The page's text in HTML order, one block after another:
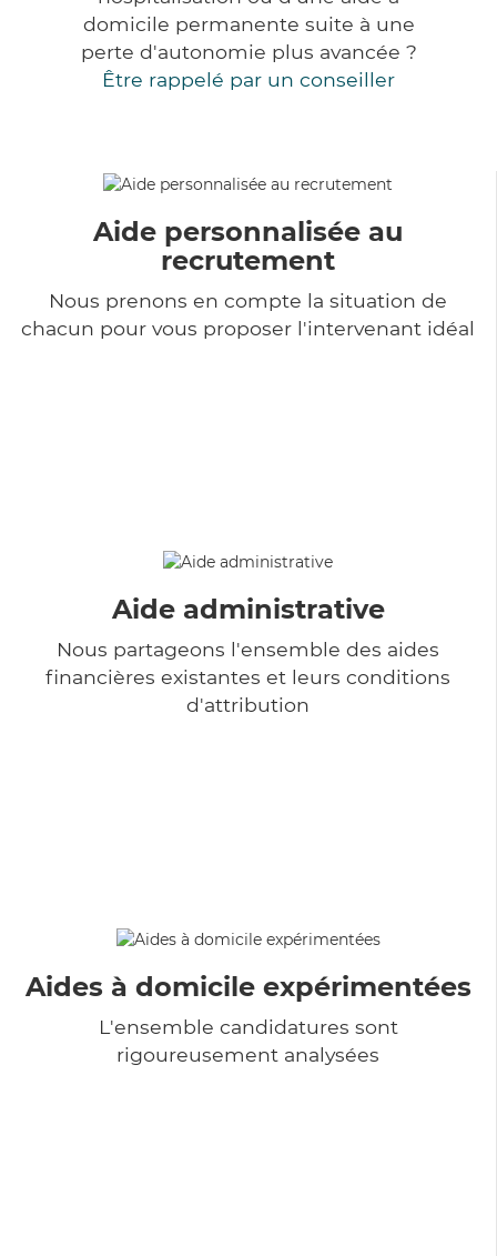
domicile permanente suite à une
perte d'autonomie plus avancée ?
Être rappelé par un conseiller
Aide personnalisée au
recrutement
Nous prenons en compte la situation de
chacun pour vous proposer l'intervenant idéal
Aide administrative
Nous partageons l'ensemble des aides
financières existantes et leurs conditions
d'attribution
Aides à domicile expérimentées
L'ensemble candidatures sont
rigoureusement analysées